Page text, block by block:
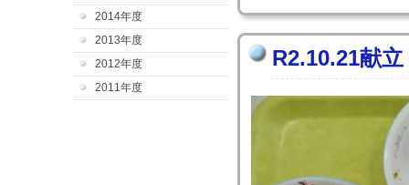
2014年度
2013年度
2012年度
2011年度
R2.10.21献立